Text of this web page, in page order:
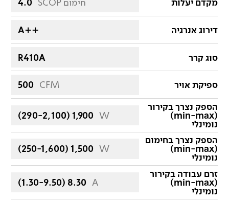
מקדם יעלות 4.0 SCOP חימום
דירוג אנרגיה Aּּ++
סוג קרר R410A
ספיקת אויר 500 CFM
הספק נצרך בקירור
(min-max)
נומינלי
(290-2,100ׂׂ) 1,900 W
הספק נצרך בחימום
(min-max)
נומינלי
(250-1,600) 1,500 W
זרם עבודה בקירור
(min-max)
נומינלי
(1.30-9.50) 8.30 A